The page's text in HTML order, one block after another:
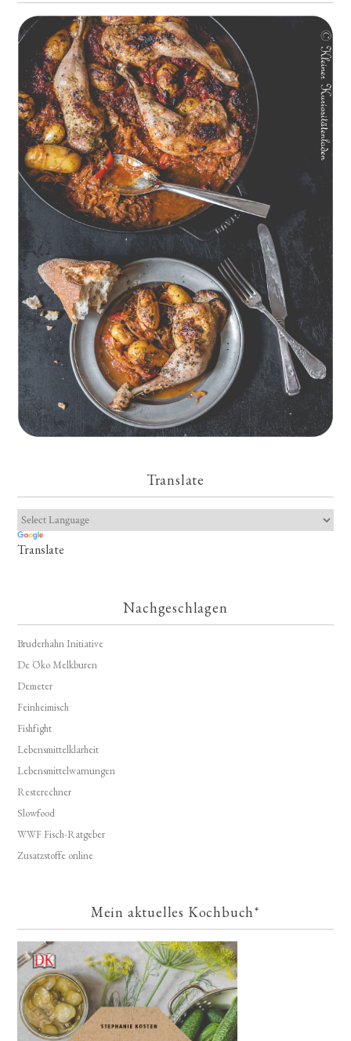
Geschmorte Hähnchenschenkel auf Paprikakraut und kleinen
Kartoffeln
Translate
Translate
Nachgeschlagen
Bruderhahn Initiative
De Öko Melkburen
Demeter
Feinheimisch
Fishfight
Lebensmittelklarheit
Lebensmittelwarnungen
Resterechner
Slowfood
WWF Fisch-Ratgeber
Zusatzstoffe online
Mein aktuelles Kochbuch*